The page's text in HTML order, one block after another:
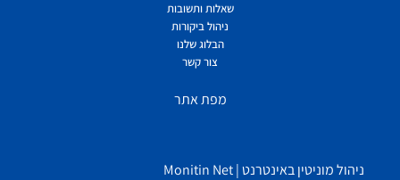
שאלות ותשובות
ניהול ביקורות
הבלוג שלנו
צור קשר
מפת אתר
ניהול מוניטין באינטרנט | Monitin Net